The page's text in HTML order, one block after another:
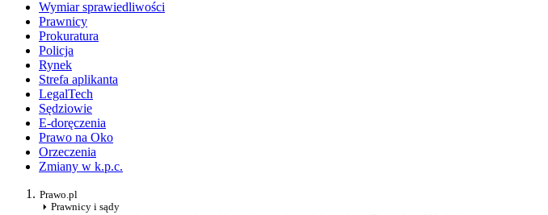
Wymiar sprawiedliwości
Prawnicy
Prokuratura
Policja
Rynek
Strefa aplikanta
LegalTech
Sędziowie
E-doręczenia
Prawo na Oko
Orzeczenia
Zmiany w k.p.c.
Prawo.pl
Prawnicy i sądy